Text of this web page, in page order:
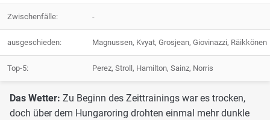
Zwischenfälle: -
ausgeschieden: Magnussen, Kvyat, Grosjean, Giovinazzi, Räikkönen
Top-5: Perez, Stroll, Hamilton, Sainz, Norris
Das Wetter: Zu Beginn des Zeittrainings war es trocken,
doch über dem Hungaroring drohten einmal mehr dunkle